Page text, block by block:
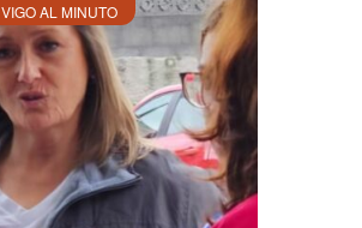
VIGO AL MINUTO